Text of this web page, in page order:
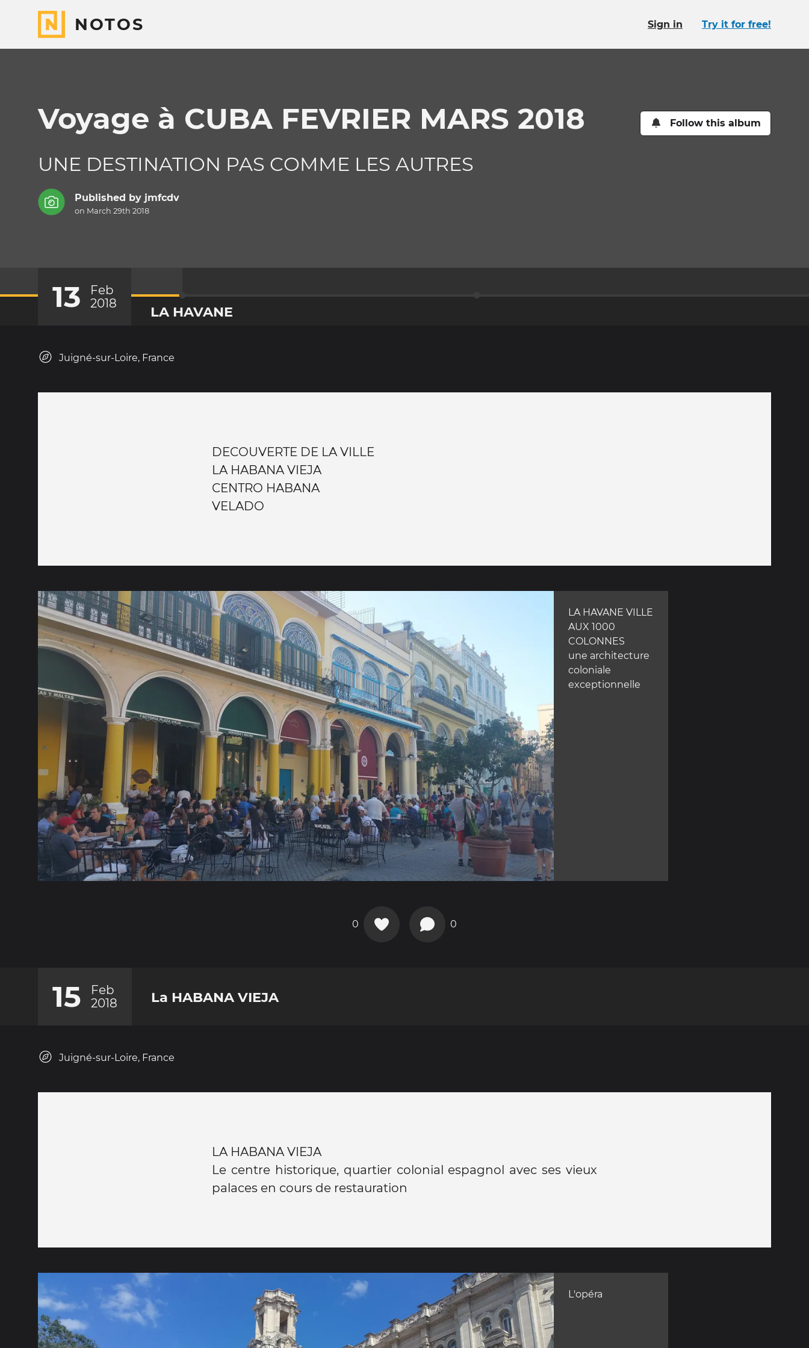
NOTOS Sign in Try it for free!
Voyage à CUBA FEVRIER MARS 2018 Follow this album
UNE DESTINATION PAS COMME LES AUTRES
Published by jmfcdv
on March 29th 2018
13
Feb
2018
LA HAVANE
Juigné-sur-Loire, France
DECOUVERTE DE LA VILLE
LA HABANA VIEJA
CENTRO HABANA
VELADO
LA HAVANE VILLE
AUX 1000
COLONNES
une architecture
coloniale
exceptionnelle
0 0
15
Feb
2018
La HABANA VIEJA
Juigné-sur-Loire, France
LA HABANA VIEJA
Le centre historique, quartier colonial espagnol avec ses vieux
palaces en cours de restauration
L'opéra